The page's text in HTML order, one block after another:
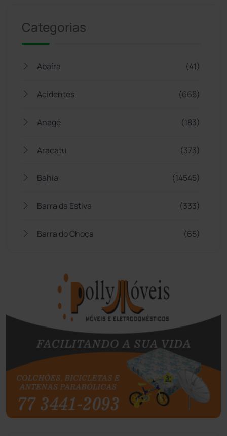
Categorias
Abaíra (41)
Acidentes (665)
Anagé (183)
Aracatu (373)
Bahia (14545)
Barra da Estiva (333)
Barra do Choça (65)
Bom Jesus da Lapa
Boquira
Botuporã (72)
Brasil (7680)
Brumado (31958)